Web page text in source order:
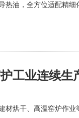
油，全方位适配精细
工业连续生
材烘干、高温窑炉作业